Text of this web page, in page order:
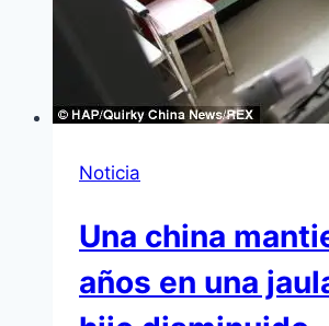
Noticia
Una china
años en una